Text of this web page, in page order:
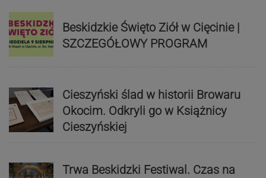
Beskidzkie Święto Ziół w Cięcinie |
SZCZEGÓŁOWY PROGRAM
Cieszyński ślad w historii Browaru
Okocim. Odkryli go w Książnicy
Cieszyńskiej
Trwa Beskidzki Festiwal. Czas na